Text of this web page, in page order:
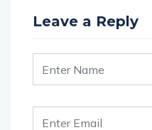
Leave a Reply